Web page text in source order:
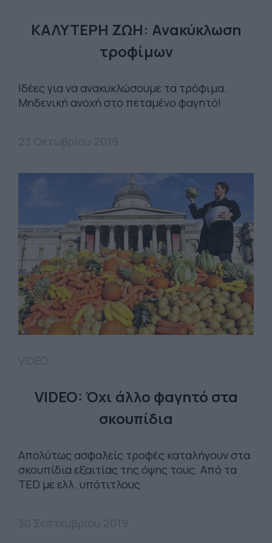
ΚΑΛΥΤΕΡΗ ΖΩΗ: Ανακύκλωση
τροφίμων
Ιδέες για να ανακυκλώσουμε τα τρόφιμα.
Μηδενική ανοχή στο πεταμένο φαγητό!
VIDEO: Όχι άλλο φαγητό στα
σκουπίδια
Απολύτως ασφαλείς τροφές καταλήγουν στα
σκουπίδια εξαιτίας της όψης τους. Από τα
TED με ελλ. υπότιτλους